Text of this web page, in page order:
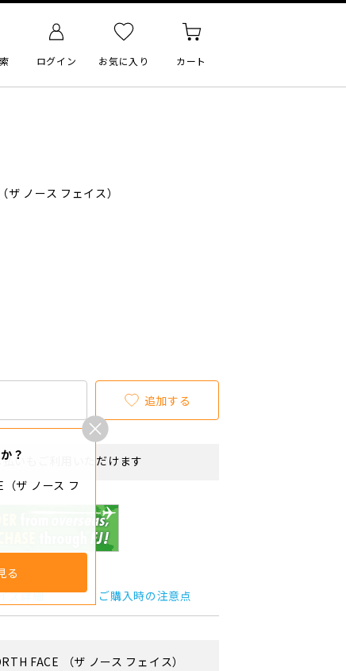
ログイン お気に入り カート
（ザ ノース フェイス）
？
ザ ノース フ
る
追加する
いもご利用いただけます
ズ詳細 ご購入時の注意点
FACE （ザ ノース フェイス）